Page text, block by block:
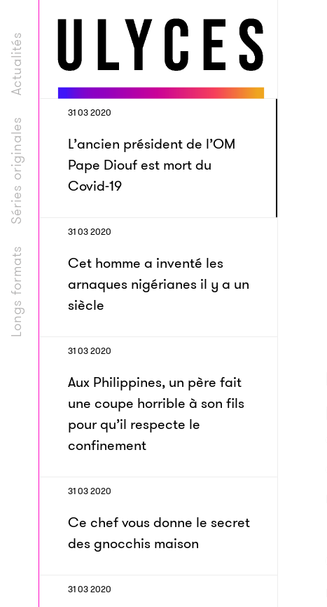
Longs formats
Séries originales
Actualités
31 03 2020
L’ancien président de l’OM
Pape Diouf est mort du
Covid-19
31 03 2020
Cet homme a inventé les
arnaques nigérianes il y a un
siècle
31 03 2020
Aux Philippines, un père fait
une coupe horrible à son fils
pour qu’il respecte le
confinement
31 03 2020
Ce chef vous donne le secret
des gnocchis maison
31 03 2020